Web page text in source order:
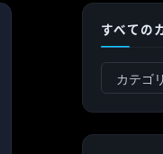
すべての
べ